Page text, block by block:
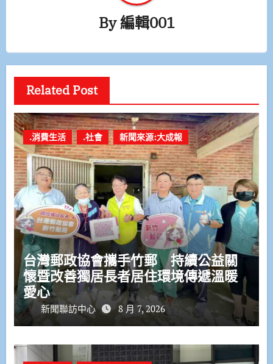
By編輯001
Related Post
.消費生活 .社會 新聞來源:大成報
台灣郵政協會攜手竹郵 持續公益關
懷暨改善獨居長者居住環境傳遞溫暖
愛心
新聞聯訪中心 8 月 7, 2026